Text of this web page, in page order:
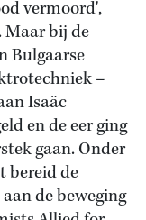
vermoord',
Maar bij de
Bulgaarse
–
Isaäc
en de eer ging
gaan. Onder
bereid de
de beweging